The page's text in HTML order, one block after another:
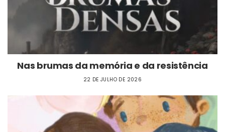
Nas brumas da memória e da resistência
22 DE JULHO DE 2026